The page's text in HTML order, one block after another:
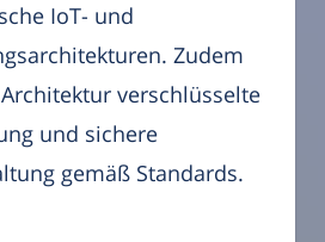
IoT- und
Zudem
verschlüsselte
und sichere
gemäß Standards.